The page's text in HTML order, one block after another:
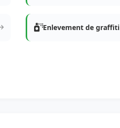
Enlevement de graffiti